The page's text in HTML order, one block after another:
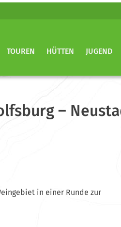
TOUREN HÜTTEN JUGEND
–
in einer Runde zur